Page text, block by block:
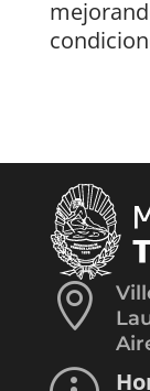
